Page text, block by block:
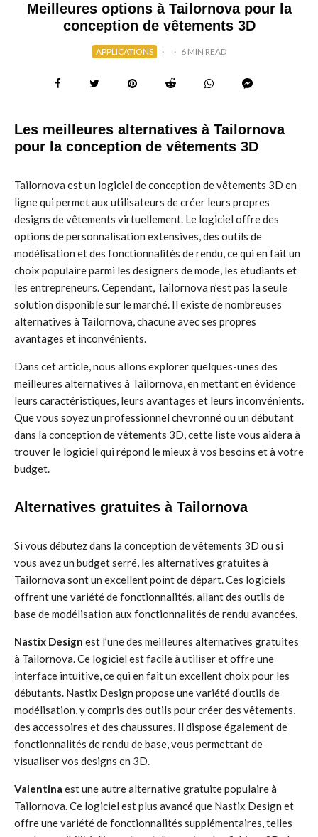
Meilleures options à Tailornova pour la
conception de vêtements 3D
APPLICATIONS · · 6 MIN READ
Les meilleures alternatives à Tailornova
pour la conception de vêtements 3D
Tailornova est un logiciel de conception de vêtements 3D en
ligne qui permet aux utilisateurs de créer leurs propres
designs de vêtements virtuellement. Le logiciel offre des
options de personnalisation extensives, des outils de
modélisation et des fonctionnalités de rendu, ce qui en fait un
choix populaire parmi les designers de mode, les étudiants et
les entrepreneurs. Cependant, Tailornova n’est pas la seule
solution disponible sur le marché. Il existe de nombreuses
alternatives à Tailornova, chacune avec ses propres
avantages et inconvénients.
Dans cet article, nous allons explorer quelques-unes des
meilleures alternatives à Tailornova, en mettant en évidence
leurs caractéristiques, leurs avantages et leurs inconvénients.
Que vous soyez un professionnel chevronné ou un débutant
dans la conception de vêtements 3D, cette liste vous aidera à
trouver le logiciel qui répond le mieux à vos besoins et à votre
budget.
Alternatives gratuites à Tailornova
Si vous débutez dans la conception de vêtements 3D ou si
vous avez un budget serré, les alternatives gratuites à
Tailornova sont un excellent point de départ. Ces logiciels
offrent une variété de fonctionnalités, allant des outils de
base de modélisation aux fonctionnalités de rendu avancées.
Nastix Design est l’une des meilleures alternatives gratuites
à Tailornova. Ce logiciel est facile à utiliser et offre une
interface intuitive, ce qui en fait un excellent choix pour les
débutants. Nastix Design propose une variété d’outils de
modélisation, y compris des outils pour créer des vêtements,
des accessoires et des chaussures. Il dispose également de
fonctionnalités de rendu de base, vous permettant de
visualiser vos designs en 3D.
Valentina est une autre alternative gratuite populaire à
Tailornova. Ce logiciel est plus avancé que Nastix Design et
offre une variété de fonctionnalités supplémentaires, telles